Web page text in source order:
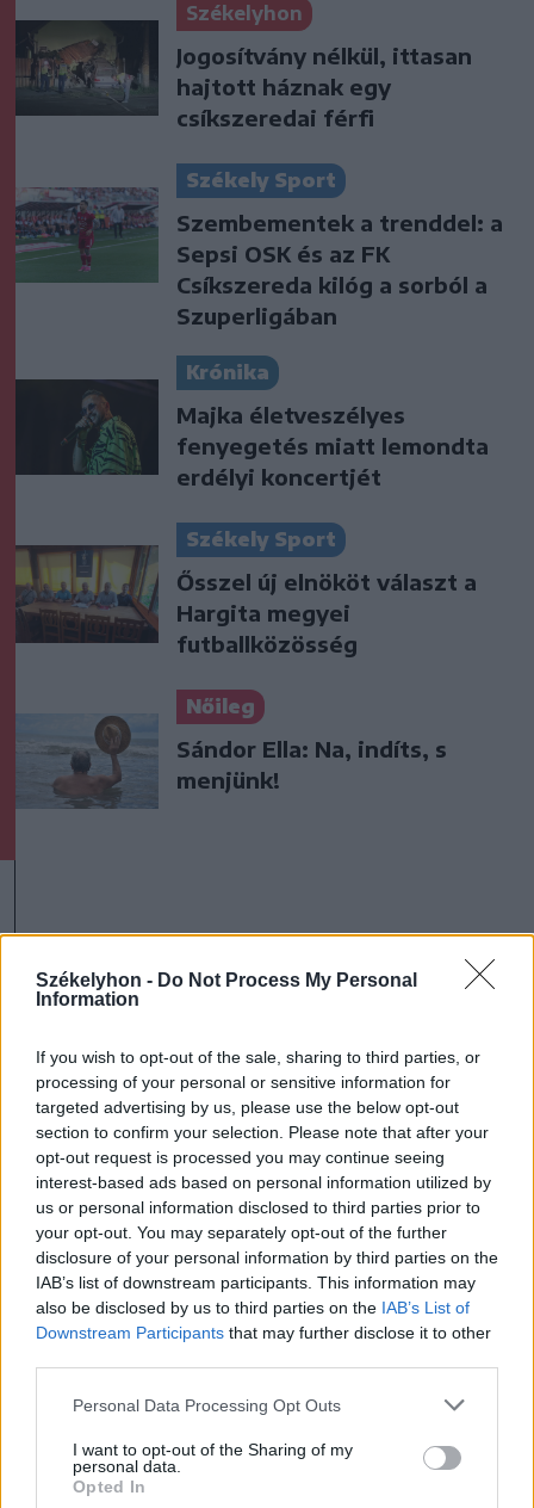
Székelyhon - Do Not Process My Personal
Information
If you wish to opt-out of the sale, sharing to third parties, or
processing of your personal or sensitive information for
targeted advertising by us, please use the below opt-out
section to confirm your selection. Please note that after your
opt-out request is processed you may continue seeing
interest-based ads based on personal information utilized by
us or personal information disclosed to third parties prior to
your opt-out. You may separately opt-out of the further
disclosure of your personal information by third parties on the
IAB’s list of downstream participants. This information may
also be disclosed by us to third parties on the IAB’s List of
Downstream Participants that may further disclose it to other
Personal Data Processing Opt Outs
I want to opt-out of the Sharing of my
personal data.
Opted In
Székelyhon
Jogosítvány nélkül, ittasan
hajtott háznak egy
csíkszeredai férfi
Székely Sport
Szembementek a trenddel: a
Sepsi OSK és az FK
Csíkszereda kilóg a sorból a
Szuperligában
Krónika
Majka életveszélyes
fenyegetés miatt lemondta
erdélyi koncertjét
Székely Sport
Ősszel új elnököt választ a
Hargita megyei
futballközösség
Nőileg
Sándor Ella: Na, indíts, s
menjünk!
A rovat további cikkei
2026. augusztus 05., szerda
Agresszió, tartozások és javítások